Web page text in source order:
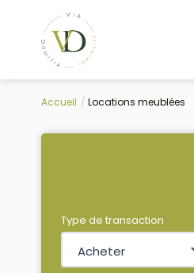
Accueil Locations meublées
Type de transaction